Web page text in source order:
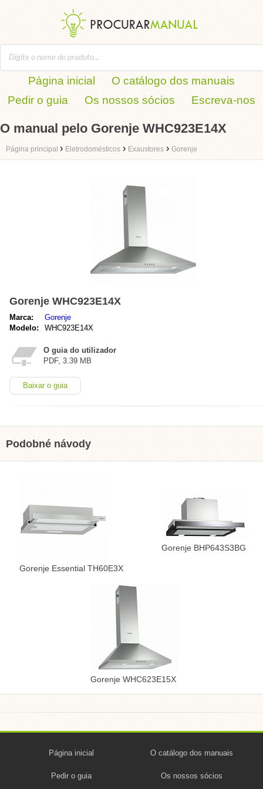
Página inicial
O catálogo dos manuais
Pedir o guia
Os nossos sócios Escreva-nos
O manual pelo Gorenje WHC923E14X
Página principal › Eletrodomésticos › Exaustores › Gorenje
Gorenje WHC923E14X
Marca:
Gorenje
Modelo:
WHC923E14X
O guia do utilizador
PDF, 3.39 MB
Baixar o guia
Podobné návody
Gorenje Essential TH60E3X
Gorenje BHP643S3BG
Gorenje WHC623E15X
Página inicial O catálogo dos manuais
Pedir o guia Os nossos sócios